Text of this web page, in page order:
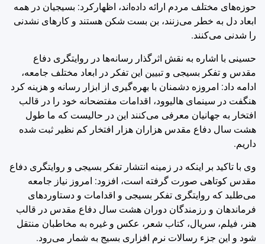
حوزه‌های مختلف مردم ارائه داده‌اند، اظهارکرد: بسیجیان در همه
ابعاد دل به خطر می‌زنند، بن بست شکن هستند و کارهای نشدنی
را شدنی می‌کنند.
حسینی با اشاره به نقش اثرگذار رسانه‌ها در روایتگری دفاع
مقدس و تفکر بسیجی و تبیین این تفکر در ابعاد مختلف جامعه،
ادامه داد: امروزه دشمنان با بهره‌گیری از ابزار رسانه و هزینه کرد
هنگفت در سینمای هالیوود، اقدامات مفتضحانه خود را در قالب
افتخار به جهانیان معرفی می‌کنند این در حالیست که ما طول
هشت سال دفاع مقدس هزاران هزار افتخار کم نظیر ثبت شده
داریم.
وی با تاکید بر اینکه در زمینه انتشار تفکر بسیجی و روایتگری دفاع
مقدس کوتاهی صورت گرفته است، افزود: امروز نیاز جامعه
می‌طلبد که روایتگری تفکر بسیجی و اقدامات و دستاوردهای
فرماندهان و رزمندگان دوران هشت سال دفاع مقدس در قالب
هنر، فیلم، ‌سریال، کتاب شعر، عکس و غیره به مخاطبان منتقل
شود و این جزء رسالات نرم افزاری بسیج به شمار می‌رود.